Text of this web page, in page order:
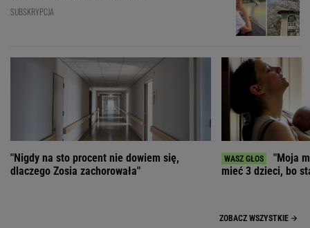
SUBSKRYPCJA
"Nigdy na sto procent nie dowiem się,
dlaczego Zosia zachorowała"
"Moja
mieć 3 dzieci, bo
ZOBACZ WSZYSTKIE